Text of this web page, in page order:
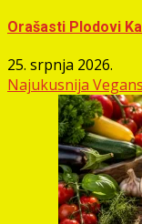
Orašasti Plodovi
25. srpnja 2026.
Najukusnija